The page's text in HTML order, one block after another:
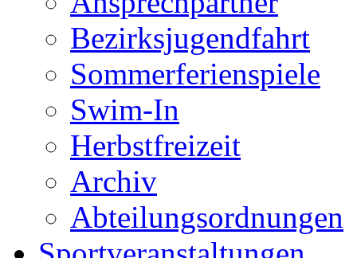
Bezirksjugendfahrt
Sommerferienspiele
Swim-In
Herbstfreizeit
Archiv
Abteilungsordnungen